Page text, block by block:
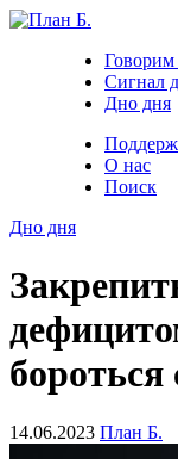
Сигнал
Дно дня
О нас
Поиск
Дно дня
14.06.2023 План Б.